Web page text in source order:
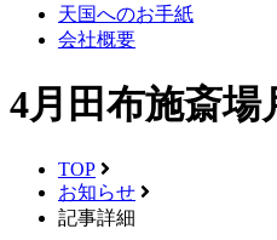
天国へのお手紙
会社概要
4月田布施斎場
TOP
お知らせ
記事詳細